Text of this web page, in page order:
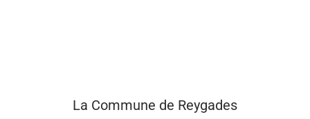
La Commune de Reygades